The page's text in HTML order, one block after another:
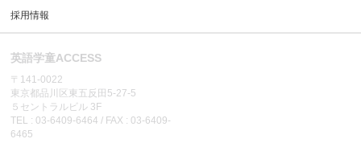
採用情報
英語学童ACCESS
〒141-0022
東京都品川区東五反田5-27-5
５セントラルビル 3F
TEL : 03-6409-6464 / FAX : 03-6409-
6465